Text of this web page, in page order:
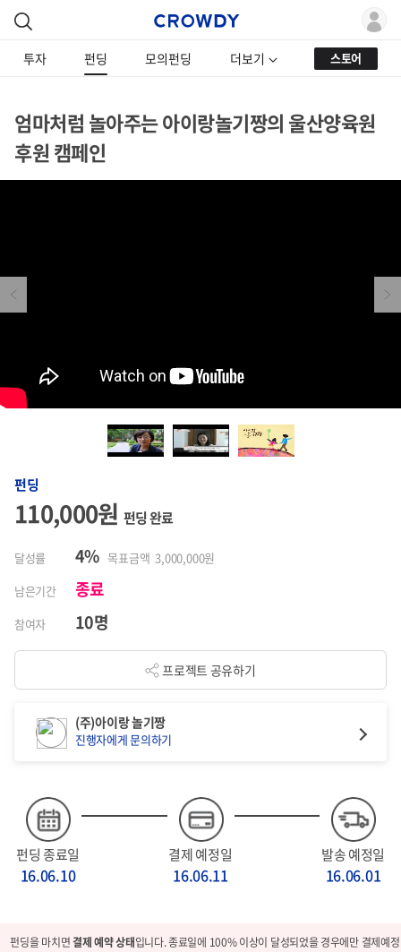
투자 펀딩 모의펀딩 더보기 스토어
엄마처럼 놀아주는 아이랑놀기짱의 울산양육원
후원 캠페인
Previous Next
펀딩
110,000원 펀딩 완료
달성률 4% 목표금액 3,000,000원
남은기간
종료
참여자 10명
프로젝트 공유하기
펀딩 종료일
16.06.10
결제 예정일
16.06.11
발송 예정일
16.06.01
(주)아이랑 놀기짱
진행자에게 문의하기
펀딩을 마치면결제 예약 상태입니다. 종료일에 100% 이상이 달성되었을 경우에만 결제예정